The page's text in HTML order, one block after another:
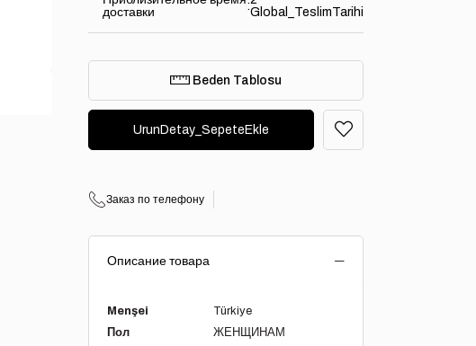
доставки
:Global_TeslimTarihi
Beden Tablosu
Заказ по телефону
Описание товара
Menşei
Türkiye
Пол
ЖЕНЩИНАМ